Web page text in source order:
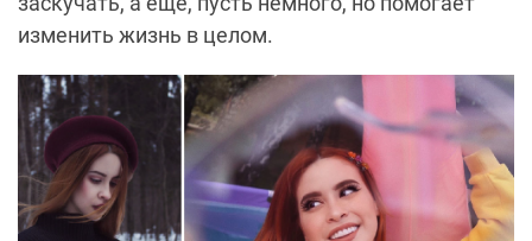
изменить жизнь в целом.